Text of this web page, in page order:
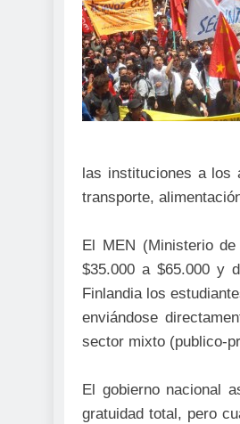
las instituciones a los
transporte,
El MEN (Ministerio
$35.000 a $65.000 y
Finlandia los
enviándose
sector mixto (publico-
El gobierno nacional
gratuidad total, pero